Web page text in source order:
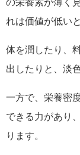
の栄養素が薄く
れは価値が低い
体を潤したり、
出したりと、淡
一方で、栄養密
できる力があり
ります。